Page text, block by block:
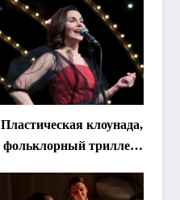
Пластическая клоунада,
фольклорный триллер,
Что покажут на втором